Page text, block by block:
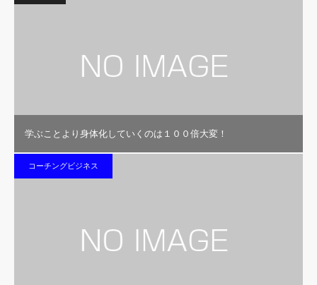
学ぶことより身体化していくのは１００倍大変！
コーチングビジネス